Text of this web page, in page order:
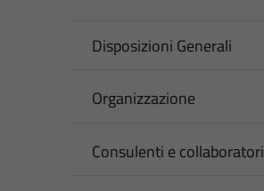
Disposizioni Generali
Organizzazione
Consulenti e collaboratori